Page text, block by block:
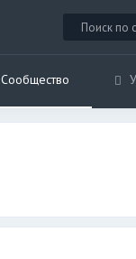
Сообщество